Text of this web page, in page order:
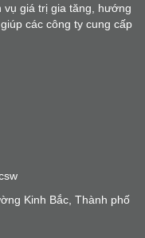
vụ giá trị gia tăng, hướng
các công ty cung cấp
Kinh Bắc, Thành phố